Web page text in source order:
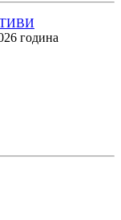
година